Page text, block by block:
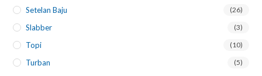
Setelan Baju (26)
Slabber (3)
Topi (10)
Turban (5)